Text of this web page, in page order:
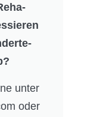
unter
oder